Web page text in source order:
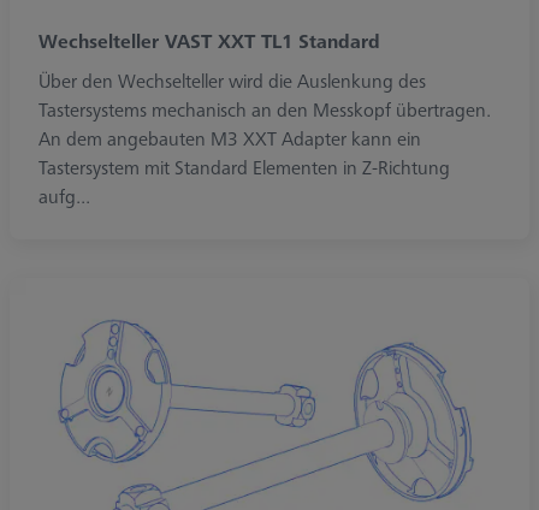
Wechselteller VAST XXT TL1 Standard
Über den Wechselteller wird die Auslenkung des
Tastersystems mechanisch an den Messkopf übertragen.
An dem angebauten M3 XXT Adapter kann ein
Tastersystem mit Standard Elementen in Z-Richtung
aufg...